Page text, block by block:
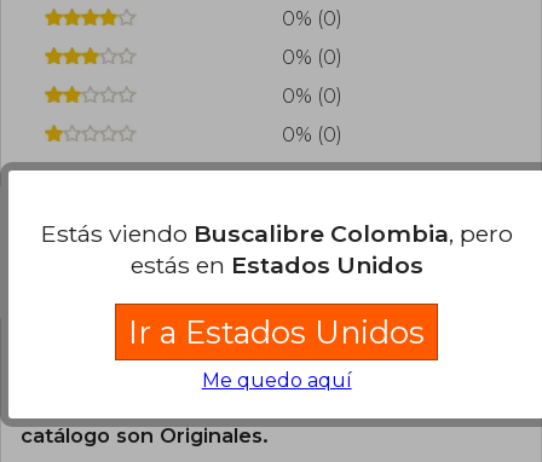
0% (0)
0% (0)
0% (0)
0% (0)
Preguntas frecuentes sobre el libro
¿El libro es original?
catálogo son Originales.
Estás viendo Buscalibre Colombia, pero
estás en Estados Unidos
Ir a Estados Unidos
Me quedo aquí